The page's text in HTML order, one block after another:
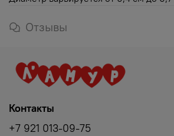
Отзывы
Контакты
+7 921 013-09-75